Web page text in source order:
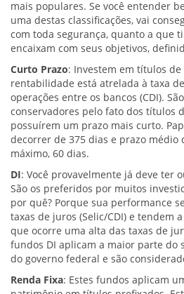
mais populares. Se você entender
uma destas classificações, vai
com toda segurança, quanto a que
encaixam com seus objetivos,
Curto Prazo: Investem em títulos de
rentabilidade está atrelada à taxa
operações entre os bancos (CDI).
conservadores pelo fato dos títulos
possuírem um prazo mais curto.
decorrer de 375 dias e prazo médio
máximo, 60 dias.
DI: Você provavelmente já deve ter
São os preferidos por muitos
por quê? Porque sua performance
taxas de juros (Selic/CDI) e tendem
que ocorre uma alta das taxas de
fundos DI aplicam a maior parte do
do governo federal e são
Renda Fixa: Estes fundos aplicam